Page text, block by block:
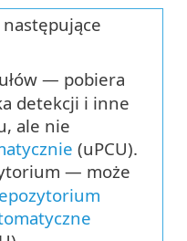
— pobiera
detekcji i inne
ale nie
(uPCU).
— może